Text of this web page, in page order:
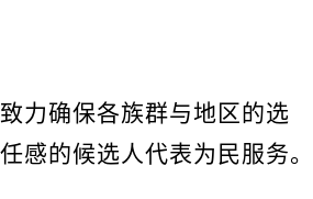
力确保各族群与地区的选
感的候选人代表为民服务。